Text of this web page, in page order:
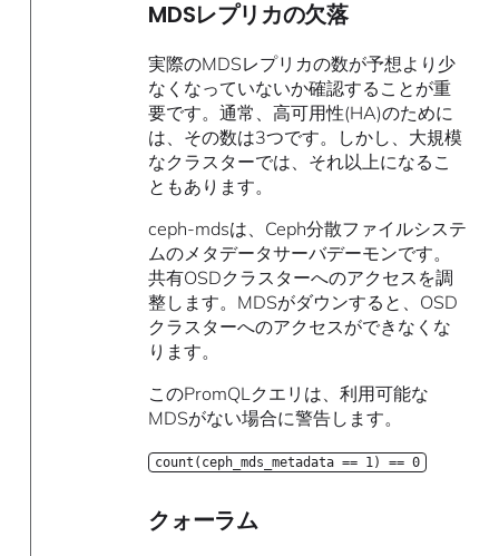
MDSレプリカの欠落
実際のMDSレプリカの数が予想より少
なくなっていないか確認することが重
要です。通常、高可用性(HA)のために
は、その数は3つです。しかし、大規模
なクラスターでは、それ以上になるこ
ともあります。
ceph-mdsは、Ceph分散ファイルシステ
ムのメタデータサーバデーモンです。
共有OSDクラスターへのアクセスを調
整します。MDSがダウンすると、OSD
クラスターへのアクセスができなくな
ります。
このPromQLクエリは、利用可能な
MDSがない場合に警告します。
count(ceph_mds_metadata == 1) == 0
クォーラム